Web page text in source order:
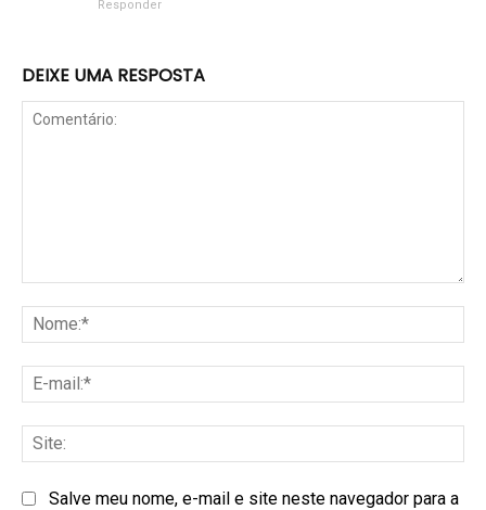
Responder
DEIXE UMA RESPOSTA
Salve meu nome, e-mail e site neste navegador para a